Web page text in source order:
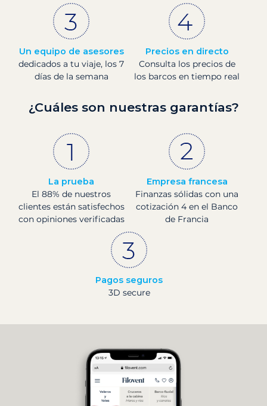
Un equipo de asesores
dedicados a tu viaje, los 7
días de la semana
Precios en directo
Consulta los precios de
los barcos en tiempo real
¿Cuáles son nuestras garantías?
La prueba
El 88% de nuestros
clientes están satisfechos
con opiniones verificadas
Empresa francesa
Finanzas sólidas con una
cotización 4 en el Banco
de Francia
Pagos seguros
3D secure